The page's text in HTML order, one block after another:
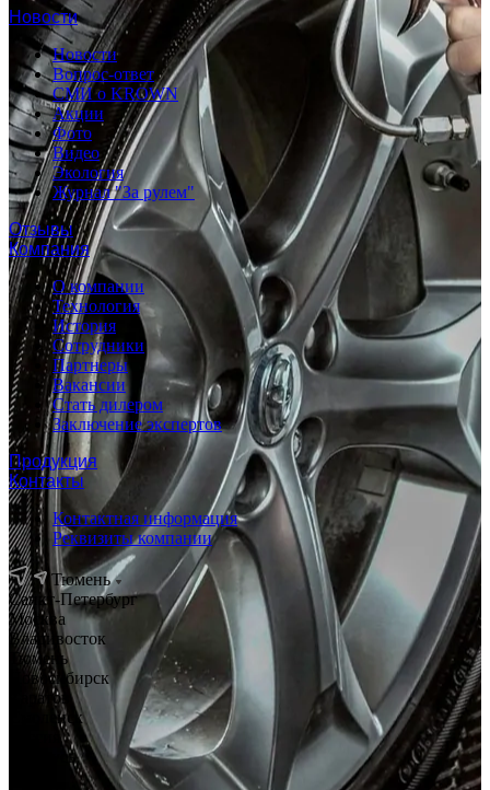
Новости
Новости
Вопрос-ответ
СМИ о KROWN
Акции
Фото
Видео
Экология
Журнал "За рулем"
Отзывы
Компания
О компании
Технология
История
Сотрудники
Партнеры
Вакансии
Стать дилером
Заключение экспертов
Продукция
Контакты
Контактная информация
Реквизиты компании
Тюмень
Санкт-Петербург
Москва
Владивосток
Тюмень
Новосибирск
Саратов
Смоленск
Беларусь